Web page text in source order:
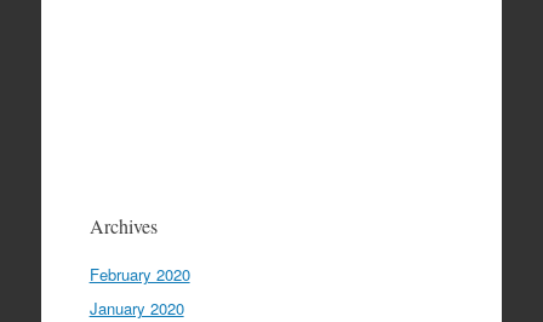
Archives
February 2020
January 2020